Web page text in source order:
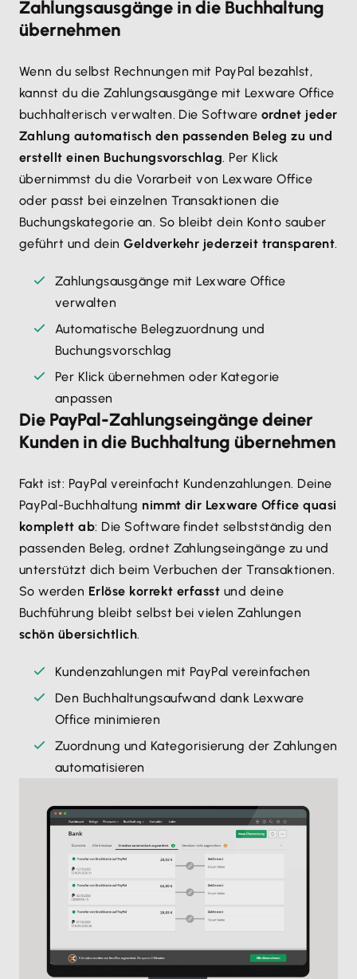
Zahlungsausgänge in die Buchhaltung
übernehmen
Wenn du selbst Rechnungen mit PayPal bezahlst,
kannst du die Zahlungsausgänge mit Lexware Office
buchhalterisch verwalten. Die Software ordnet jeder
Zahlung automatisch den passenden Beleg zu und
erstellt einen Buchungsvorschlag. Per Klick
übernimmst du die Vorarbeit von Lexware Office
oder passt bei einzelnen Transaktionen die
Buchungskategorie an. So bleibt dein Konto sauber
geführt und deinGeldverkehr jederzeit transparent.
Zahlungsausgänge mit Lexware Office
verwalten
Automatische Belegzuordnung und
Buchungsvorschlag
Per Klick übernehmen oder Kategorie
anpassen
Die PayPal-Zahlungseingänge deiner
Kunden in die Buchhaltung übernehmen
Fakt ist: PayPal vereinfacht Kundenzahlungen. Deine
PayPal-Buchhaltung nimmt dir Lexware Office quasi
komplett ab: Die Software findet selbstständig den
passenden Beleg, ordnet Zahlungseingänge zu und
unterstützt dich beim Verbuchen der Transaktionen.
So werden Erlöse korrekt erfasst und deine
Buchführung bleibt selbst bei vielen Zahlungen
schön übersichtlich.
Kundenzahlungen mit PayPal vereinfachen
Den Buchhaltungsaufwand dank Lexware
Office minimieren
Zuordnung und Kategorisierung der Zahlungen
automatisieren